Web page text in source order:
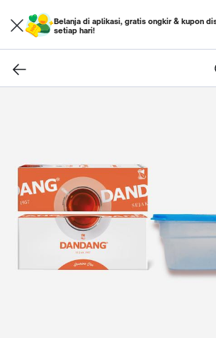
Belanja di aplikasi, gratis ongkir & kupon
setiap hari!